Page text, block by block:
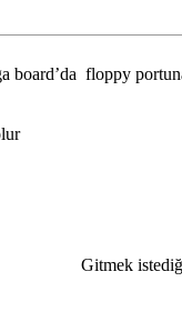
board’da floppy
Gitmek